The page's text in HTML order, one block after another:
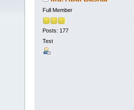
Full Member
Posts: 177
Test